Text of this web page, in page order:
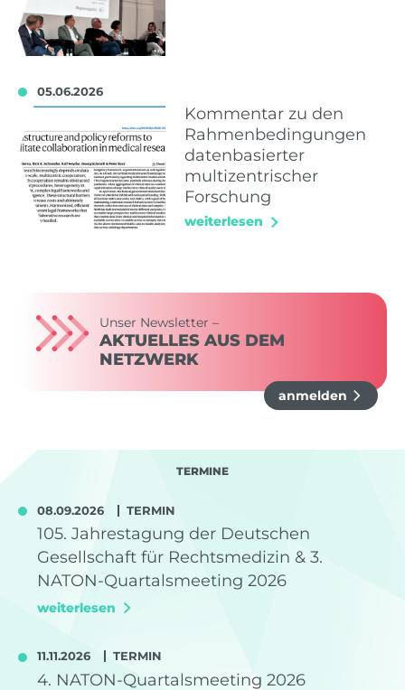
05.06.2026
Kommentar zu den
Rahmenbedingungen
datenbasierter
multizentrischer
Forschung
weiterlesen
Unser Newsletter –
AKTUELLES AUS DEM
NETZWERK
anmelden
TERMINE
08.09.2026 TERMIN
105. Jahrestagung der Deutschen
Gesellschaft für Rechtsmedizin & 3.
NATON-Quartalsmeeting 2026
weiterlesen
11.11.2026 TERMIN
4. NATON-Quartalsmeeting 2026